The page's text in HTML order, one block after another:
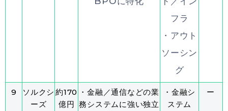
フラ
・アウト
ソーシン
グ
9
ソルクシ
ーズ
約170
億円
・金融／通信などの業
務システムに強い独立
・金融シ
ステム
ー